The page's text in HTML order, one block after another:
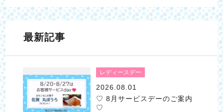
最新記事
レディースデー
2026.08.01
♡ 8月サービスデーのご案内
♡